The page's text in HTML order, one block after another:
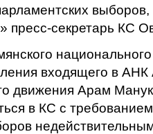
выборов,
пресс-секретарь КС
входящего в АНК
движения Арам
в КС с требованием